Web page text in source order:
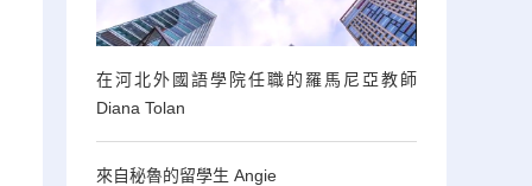
在河北外國語學院任職的羅馬尼亞教師
Diana Tolan
來自秘魯的留學生 Angie